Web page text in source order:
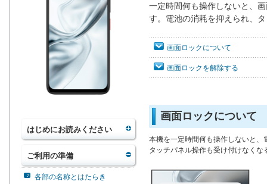
はじめにお読みください
ご利用の準備
各部の名称とはたらき
一定時間何も操作しないと、
す。電池の消耗を抑えられ、
画面ロックについて
画面ロックを解除する
画面ロックについて
本機を一定時間何も操作しないと
タッチパネル操作も受け付けなく